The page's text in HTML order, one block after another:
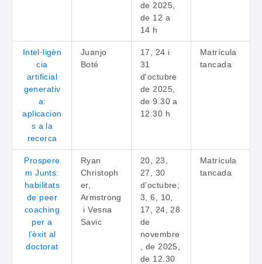
de 2025,
de 12 a
14 h
Intel·ligèn
cia
artificial
generativ
a:
aplicacion
s a la
recerca
Juanjo
Boté
17, 24 i
31
d'octubre
de 2025,
de 9.30 a
12.30 h
Matrícula
tancada
Prospere
m Junts:
habilitats
de peer
coaching
per a
l’èxit al
doctorat
Ryan
Christoph
er,
Armstrong
i Vesna
Savic
20, 23,
27, 30
d’octubre;
3, 6, 10,
17, 24, 28
de
novembre
, de 2025,
de 12.30
Matrícula
tancada